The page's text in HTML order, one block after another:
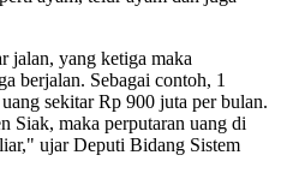
jalan, yang ketiga maka
berjalan. Sebagai contoh, 1
sekitar Rp 900 juta per bulan.
Siak, maka perputaran uang di
ujar Deputi Bidang Sistem